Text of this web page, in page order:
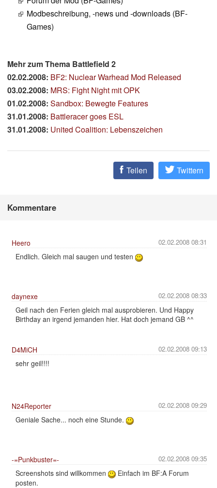
Modbeschreibung, -news und -downloads (BF-
Games)
Mehr zum Thema Battlefield 2
02.02.2008: BF2: Nuclear Warhead Mod Released
03.02.2008: MRS: Fight Night mit OPK
01.02.2008: Sandbox: Bewegte Features
31.01.2008: Battleracer goes ESL
31.01.2008: United Coalition: Lebenszeichen
Teilen Twittern
Kommentare
02.02.2008 08:31
Heero
Endlich. Gleich mal saugen und testen
02.02.2008 08:33
daynexe
Geil nach den Ferien gleich mal ausprobieren. Und Happy
Birthday an irgend jemanden hier. Hat doch jemand GB ^^
02.02.2008 09:13
D4MiCH
sehr geil!!!!
02.02.2008 09:29
N24Reporter
Geniale Sache... noch eine Stunde.
02.02.2008 09:35
-=Punkbuster=-
Screenshots sind willkommen
Einfach im BF:A Forum
posten.